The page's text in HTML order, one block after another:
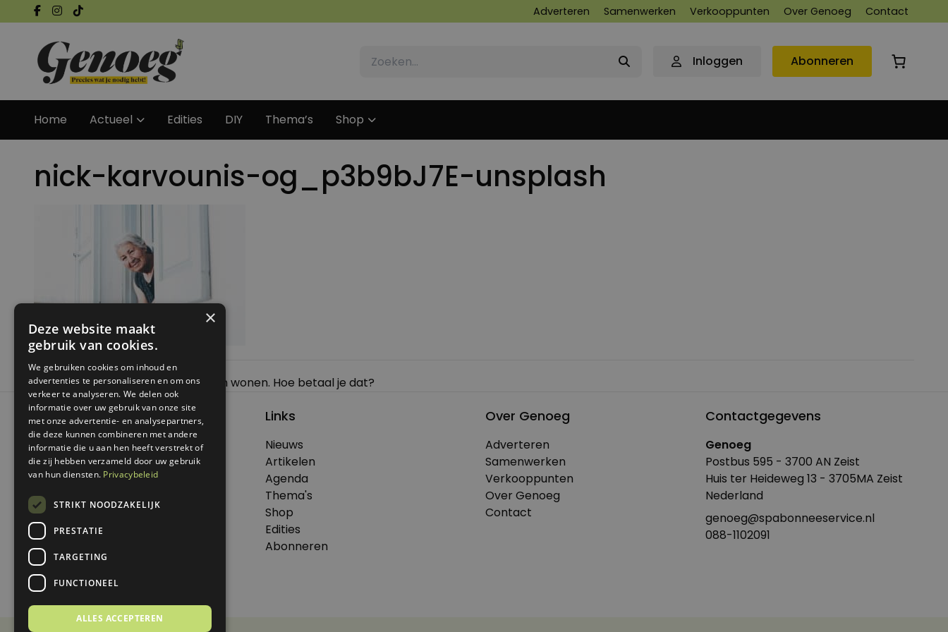
Adverteren Samenwerken Verkooppunten Over Genoeg Contact
Inloggen Abonneren
Home Actueel Edities DIY Thema’s Shop
nick-karvounis-og_p3b9bJ7E-unsplash
Bericht
navigatie
Previous: Zorg nodig en thuis blijven wonen. Hoe betaal je dat?
© 2026 Genoeg .
Alle rechten voorbehouden.
Dit is een uitgave van Virtùmedia
Links
Nieuws
Artikelen
Agenda
Thema's
Shop
Edities
Abonneren
Over Genoeg
Adverteren
Samenwerken
Verkooppunten
Over Genoeg
Contact
Contactgegevens
Genoeg
Postbus 595 - 3700 AN Zeist
Huis ter Heideweg 13 - 3705MA Zeist
Nederland
genoeg@spabonneeservice.nl
088-1102091
×
Deze website maakt
gebruik van cookies.
We gebruiken cookies om inhoud en
advertenties te personaliseren en om ons
verkeer te analyseren. We delen ook
informatie over uw gebruik van onze site
met onze advertentie- en analysepartners,
die deze kunnen combineren met andere
informatie die u aan hen heeft verstrekt of
die zij hebben verzameld door uw gebruik
van hun diensten. Privacybeleid
STRIKT NOODZAKELIJK
PRESTATIE
TARGETING
FUNCTIONEEL
ALLES ACCEPTEREN